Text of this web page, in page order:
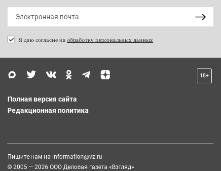
Я даю согласие на обработку персональных данных
18+
Полная версия сайта
Редакционная политика
Пишите нам на information@vz.ru
© 2005 — 2026 ООО Деловая газета «Взгляд»